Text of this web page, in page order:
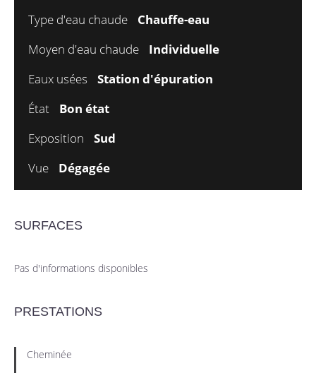
Type d'eau chaude
Chauffe-eau
Moyen d'eau chaude
Individuelle
Eaux usées
Station d'épuration
État
Bon état
Exposition
Sud
Vue
Dégagée
SURFACES
Pas d'informations disponibles
PRESTATIONS
Cheminée